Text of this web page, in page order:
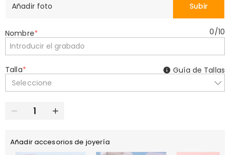
Añadir foto
Subir
Nombre* 0/10
Talla*
Seleccione
Guía de Tallas
Añadir accesorios de joyería